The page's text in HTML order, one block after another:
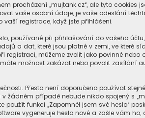
procházení „mujtank.cz“, ale tyto
vaše osobní údaje, je vaše odeslání
registrace, když jste přihlášeni.
používané při přihlašování do vašeho
a dat, které jsou platné v zemi, ve které
můžeme zvolit jako povinné
možnost zakázat nebo povolit
Přesto není doporučeno používat
žádném případě nebude nikdo spojený s
použít funkci „Zapomněl jsem své heslo“
vygeneruje heslo nové a zašle vám